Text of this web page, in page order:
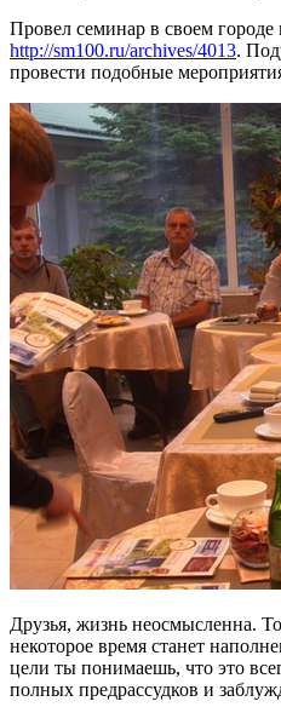
Провел семинар в своем
http://sm100.ru/archives/4013.
провести подобные
Друзья, жизнь неосмысленна.
некоторое время станет
цели ты понимаешь, что это
полных предрассудков и